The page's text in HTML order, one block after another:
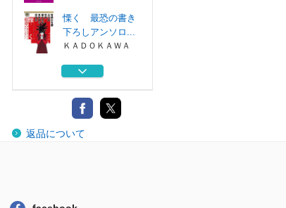
慄く 最恐の書き
下ろしアンソロ...
ＫＡＤＯＫＡＷＡ
秋雨物語
兎は薄氷に駆ける
毎日新聞出版
返品について